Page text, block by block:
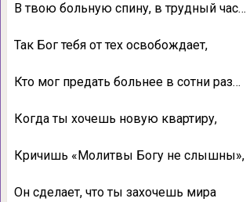
В твою больную спину, в трудный час…
Так Бог тебя от тех освобождает,
Кто мог предать больнее в сотни раз…
Когда ты хочешь новую квартиру,
Кричишь «Молитвы Богу не слышны»,
Он сделает, что ты захочешь мира